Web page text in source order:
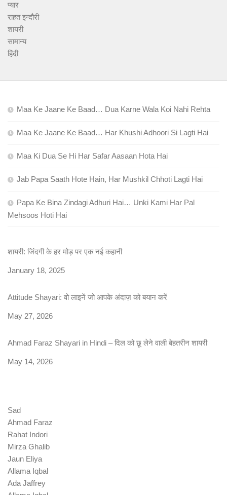
प्यार
राहत इन्दौरी
शायरी
सामान्य
हिंदी
Maa Ke Jaane Ke Baad… Dua Karne Wala Koi Nahi Rehta
Maa Ke Jaane Ke Baad… Har Khushi Adhoori Si Lagti Hai
Maa Ki Dua Se Hi Har Safar Aasaan Hota Hai
Jab Papa Saath Hote Hain, Har Mushkil Chhoti Lagti Hai
Papa Ke Bina Zindagi Adhuri Hai… Unki Kami Har Pal
Mehsoos Hoti Hai
शायरी: जिंदगी के हर मोड़ पर एक नई कहानी
Date
January 18, 2025
Attitude Shayari: वो लाइनें जो आपके अंदाज़ को बयान करें
Date
May 27, 2026
Ahmad Faraz Shayari in Hindi – दिल को छू लेने वाली बेहतरीन शायरी
Date
May 14, 2026
Sad
Ahmad Faraz
Rahat Indori
Mirza Ghalib
Jaun Eliya
Allama Iqbal
Ada Jaffrey